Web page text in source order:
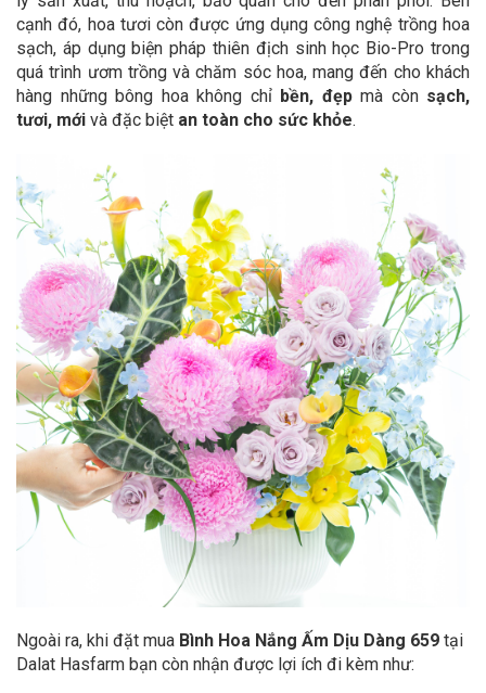
cạnh đó, hoa tươi còn được ứng dụng công nghệ trồng hoa
sạch, áp dụng biện pháp thiên địch sinh học Bio-Pro trong
quá trình ươm trồng và chăm sóc hoa, mang đến cho khách
hàng những bông hoa không chỉ bền, đẹpmà còn sạch,
tươi, mới và đặc biệt an toàn cho sức khỏe.
Ngoài ra, khi đặt mua Bình Hoa Nắng Ấm Dịu Dàng 659 tại
Dalat Hasfarm bạn còn nhận được lợi ích đi kèm như: